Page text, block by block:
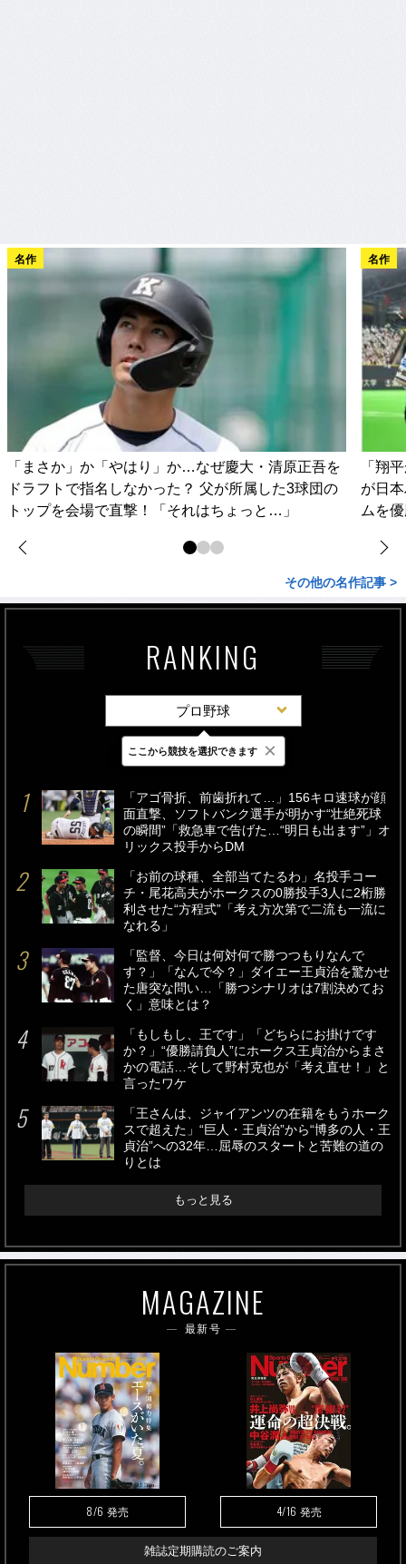
名作
「まさか」か「やはり」か…なぜ慶大・清原正吾を
ドラフトで指名しなかった？ 父が所属した3球団の
トップを会場で直撃！「それはちょっと…」
名作
「翔
が日
ムを
その他の名作記事 >
RANKING
プロ野球
最新 24時間 週間
「アゴ骨折、前歯折れて…」156キロ速球が顔
面直撃、ソフトバンク選手が明かす“壮絶死球
の瞬間”「救急車で告げた…“明日も出ます”」オ
リックス投手からDM
「お前の球種、全部当てたるわ」名投手コー
チ・尾花高夫がホークスの0勝投手3人に2桁勝
利させた“方程式”「考え方次第で二流も一流に
なれる」
「監督、今日は何対何で勝つつもりなんで
す？」「なんで今？」ダイエー王貞治を驚かせ
た唐突な問い…「勝つシナリオは7割決めてお
く」意味とは？
「もしもし、王です」「どちらにお掛けです
か？」“優勝請負人”にホークス王貞治からまさ
かの電話…そして野村克也が「考え直せ！」と
言ったワケ
「王さんは、ジャイアンツの在籍をもうホーク
スで超えた」“巨人・王貞治”から“博多の人・王
貞治”への32年…屈辱のスタートと苦難の道の
りとは
もっと見る
MAGAZINE
最新号
8/6 発売 4/16 発売
雑誌定期購読のご案内
ここから競技を選択できます ×